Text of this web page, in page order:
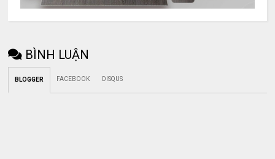
BÌNH LUẬN
BLOGGER FACEBOOK DISQUS